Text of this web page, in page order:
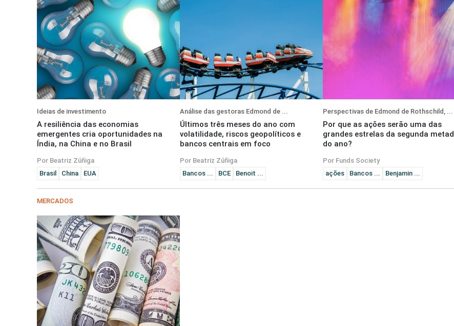
Ideias de investimento
A resiliência das economias
emergentes cria oportunidades na
Índia, na China e no Brasil
Por Beatriz Zúñiga
Brasil
China EUA
Análise das gestoras Edmond de ...
Últimos três meses do ano com
volatilidade, riscos geopolíticos e
bancos centrais em foco
Por Beatriz Zúñiga
Bancos ...
BCE Benoit ...
Perspectivas de Edmond de Rothschild, ...
Por que as ações serão uma das
grandes estrelas da segunda
do ano?
Por Funds Society
ações
Bancos ... Benjamin ...
MERCADOS